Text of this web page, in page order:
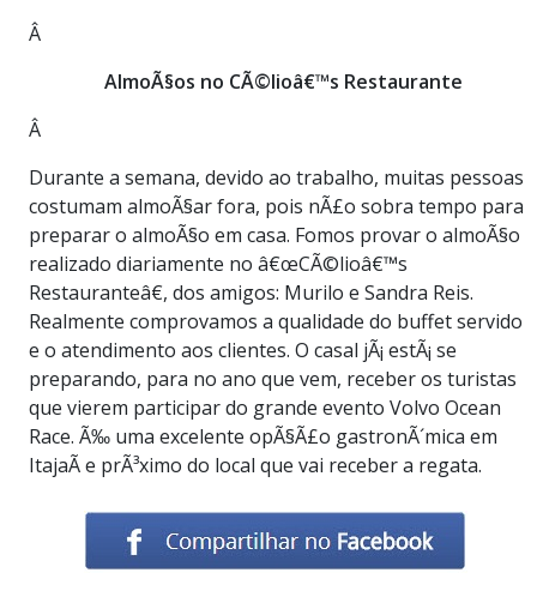
Â
AlmoÃ§os no CÃ©lioâ€™s Restaurante
Â
Durante a semana, devido ao trabalho, muitas pessoas
costumam almoÃ§ar fora, pois nÃ£o sobra tempo para
preparar o almoÃ§o em casa. Fomos provar o almoÃ§o
realizado diariamente no â€œCÃ©lioâ€™s
Restauranteâ€, dos amigos: Murilo e Sandra Reis.
Realmente comprovamos a qualidade do buffet servido
e o atendimento aos clientes. O casal jÃ¡ estÃ¡ se
preparando, para no ano que vem, receber os turistas
que vierem participar do grande evento Volvo Ocean
Race. Ã‰ uma excelente opÃ§Ã£o gastronÃ´mica em
ItajaÃ­ e prÃ³ximo do local que vai receber a regata.